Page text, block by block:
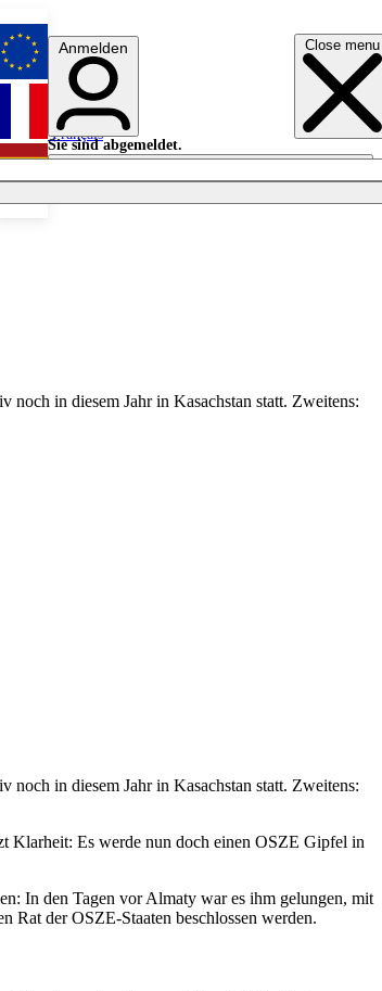
Close menu
English
Français
Anmelden
Sie sind abgemeldet.
Anmelden
Licht aus
in diesem Jahr in Kasachstan statt. Zweitens:
in diesem Jahr in Kasachstan statt. Zweitens:
Klarheit: Es werde nun doch einen OSZE Gipfel in
In den Tagen vor Almaty war es ihm gelungen, mit
Rat der OSZE-Staaten beschlossen werden.